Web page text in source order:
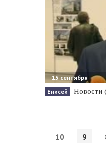
15 сентября
Енисей
Новости
10 9